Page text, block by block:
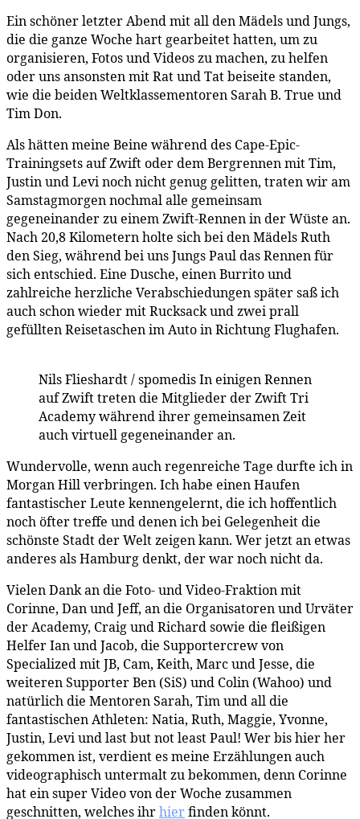
Ein schöner letzter Abend mit all den Mädels und Jungs,
die die ganze Woche hart gearbeitet hatten, um zu
organisieren, Fotos und Videos zu machen, zu helfen
oder uns ansonsten mit Rat und Tat beiseite standen,
wie die beiden Weltklassementoren Sarah B. True und
Tim Don.
Als hätten meine Beine während des Cape-Epic-
Trainingsets auf Zwift oder dem Bergrennen mit Tim,
Justin und Levi noch nicht genug gelitten, traten wir am
Samstagmorgen nochmal alle gemeinsam
gegeneinander zu einem Zwift-Rennen in der Wüste an.
Nach 20,8 Kilometern holte sich bei den Mädels Ruth
den Sieg, während bei uns Jungs Paul das Rennen für
sich entschied. Eine Dusche, einen Burrito und
zahlreiche herzliche Verabschiedungen später saß ich
auch schon wieder mit Rucksack und zwei prall
gefüllten Reisetaschen im Auto in Richtung Flughafen.
Nils Flieshardt / spomedisIn einigen Rennen
auf Zwift treten die Mitglieder der Zwift Tri
Academy während ihrer gemeinsamen Zeit
auch virtuell gegeneinander an.
Wundervolle, wenn auch regenreiche Tage durfte ich in
Morgan Hill verbringen. Ich habe einen Haufen
fantastischer Leute kennengelernt, die ich hoffentlich
noch öfter treffe und denen ich bei Gelegenheit die
schönste Stadt der Welt zeigen kann. Wer jetzt an etwas
anderes als Hamburg denkt, der war noch nicht da.
Vielen Dank an die Foto- und Video-Fraktion mit
Corinne, Dan und Jeff, an die Organisatoren und Urväter
der Academy, Craig und Richard sowie die fleißigen
Helfer Ian und Jacob, die Supportercrew von
Specialized mit JB, Cam, Keith, Marc und Jesse, die
weiteren Supporter Ben (SiS) und Colin (Wahoo) und
natürlich die Mentoren Sarah, Tim und all die
fantastischen Athleten: Natia, Ruth, Maggie, Yvonne,
Justin, Levi und last but not least Paul! Wer bis hier her
gekommen ist, verdient es meine Erzählungen auch
videographisch untermalt zu bekommen, denn Corinne
hat ein super Video von der Woche zusammen
geschnitten, welches ihrhierfinden könnt.